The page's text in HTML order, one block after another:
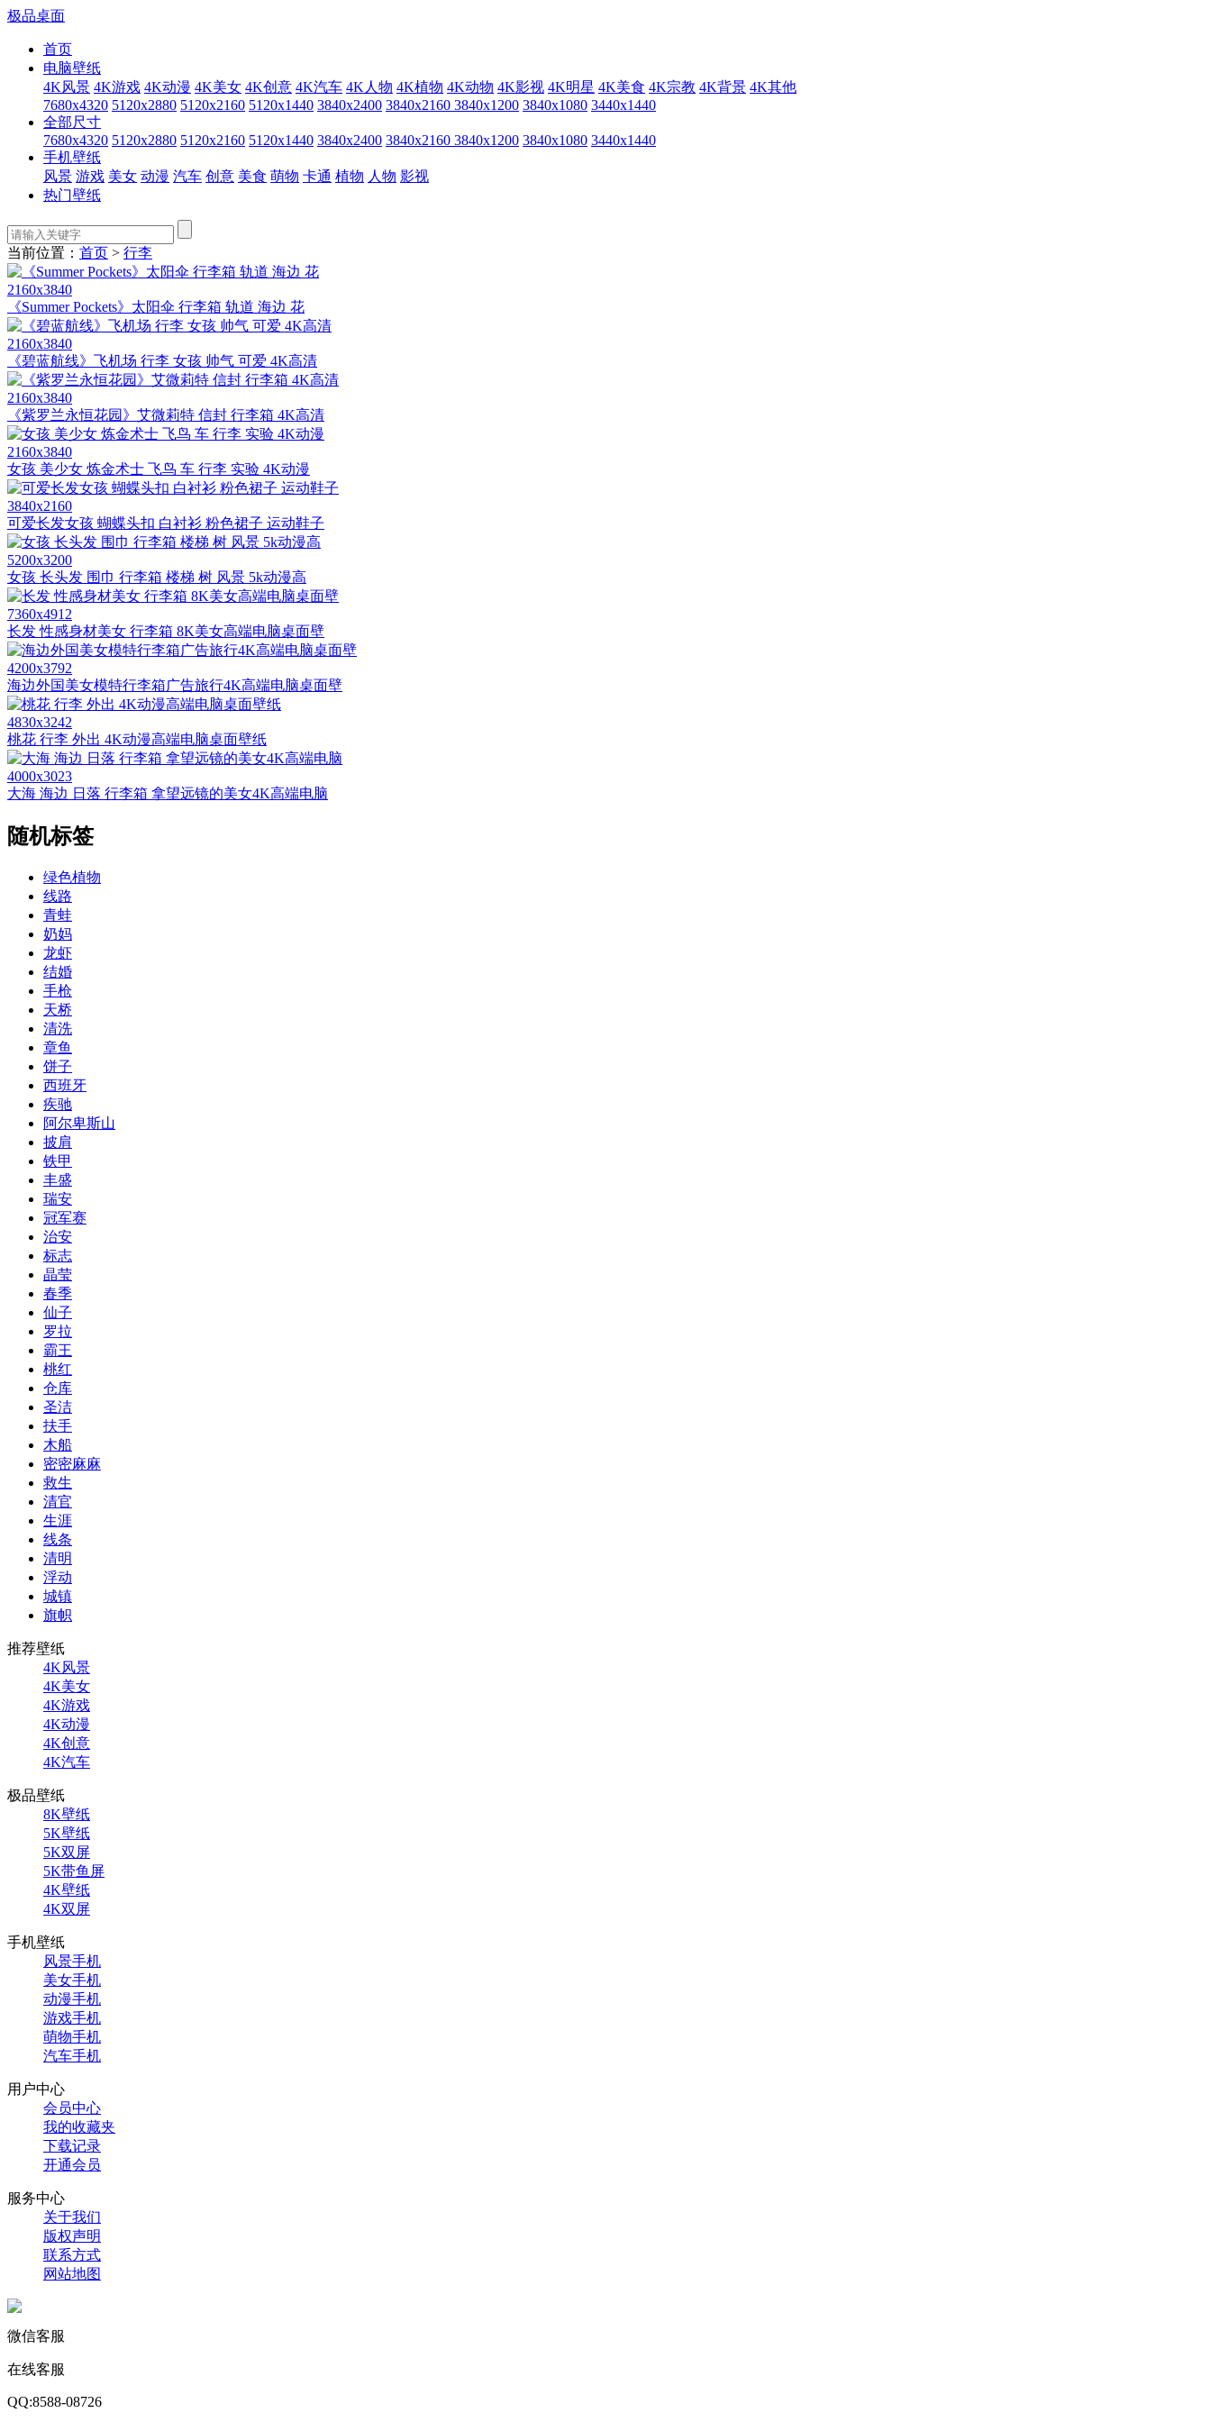
极品桌面
首页
电脑壁纸
4K风景 4K游戏 4K动漫 4K美女 4K创意 4K汽车 4K人物 4K植物 4K动物 4K影视 4K明星 4K美食 4K宗教 4K背景 4K其他
7680x4320 5120x2880 5120x2160 5120x1440 3840x2400 3840x2160 3840x1200 3840x1080 3440x1440
全部尺寸
7680x4320 5120x2880 5120x2160 5120x1440 3840x2400 3840x2160 3840x1200 3840x1080 3440x1440
手机壁纸
风景 游戏 美女 动漫 汽车 创意 美食 萌物 卡通 植物 人物 影视
热门壁纸
当前位置： 首页 > 行李
2160x3840
《Summer Pockets》太阳伞 行李箱 轨道 海边 花
2160x3840
《碧蓝航线》飞机场 行李 女孩 帅气 可爱 4K高清
2160x3840
《紫罗兰永恒花园》艾微莉特 信封 行李箱 4K高清
2160x3840
女孩 美少女 炼金术士 飞鸟 车 行李 实验 4K动漫
3840x2160
可爱长发女孩 蝴蝶头扣 白衬衫 粉色裙子 运动鞋子
5200x3200
女孩 长头发 围巾 行李箱 楼梯 树 风景 5k动漫高
7360x4912
长发 性感身材美女 行李箱 8K美女高端电脑桌面壁
4200x3792
海边外国美女模特行李箱广告旅行4K高端电脑桌面壁
4830x3242
桃花 行李 外出 4K动漫高端电脑桌面壁纸
4000x3023
大海 海边 日落 行李箱 拿望远镜的美女4K高端电脑
随机标签
绿色植物
线路
青蛙
奶妈
龙虾
结婚
手枪
天桥
清洗
章鱼
饼子
西班牙
疾驰
阿尔卑斯山
披肩
铁甲
丰盛
瑞安
冠军赛
治安
标志
晶莹
春季
仙子
罗拉
霸王
桃红
仓库
圣洁
扶手
木船
密密麻麻
救生
清官
生涯
线条
清明
浮动
城镇
旗帜
推荐壁纸
4K风景
4K美女
4K游戏
4K动漫
4K创意
4K汽车
极品壁纸
8K壁纸
5K壁纸
5K双屏
5K带鱼屏
4K壁纸
4K双屏
手机壁纸
风景手机
美女手机
动漫手机
游戏手机
萌物手机
汽车手机
用户中心
会员中心
我的收藏夹
下载记录
开通会员
服务中心
关于我们
版权声明
联系方式
网站地图
微信客服
在线客服
QQ:8588-08726